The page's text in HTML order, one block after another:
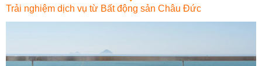
Trải nghiệm dịch vụ từ Bất động sản Châu Đức